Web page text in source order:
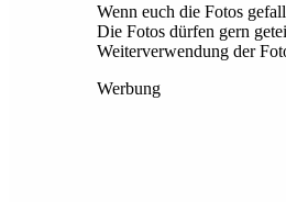
Wenn euch die Fotos
Die Fotos dürfen gern
Weiterverwendung der
Werbung